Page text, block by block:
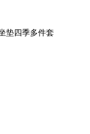
垫四季多件套